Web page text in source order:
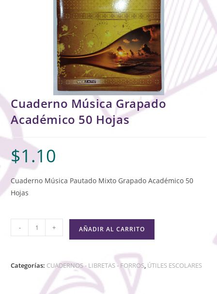
Cuaderno Música Grapado
Académico 50 Hojas
$1.10
Cuaderno Música Pautado Mixto Grapado Académico 50
Hojas
- + AÑADIR AL CARRITO
Categorías: CUADERNOS - LIBRETAS - FORROS, ÚTILES ESCOLARES